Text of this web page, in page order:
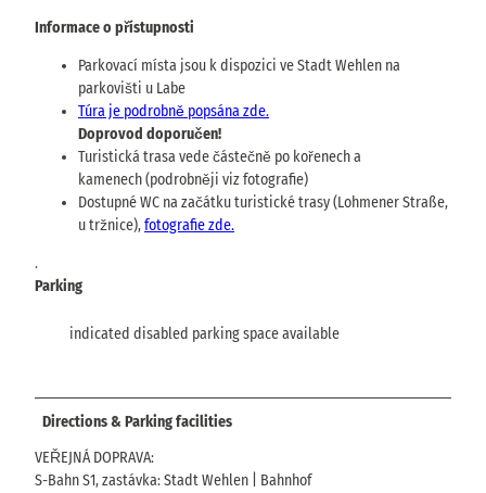
Informace o přístupnosti
Parkovací místa jsou k dispozici ve Stadt Wehlen na
parkovišti u Labe
Túra je podrobně popsána zde.
Doprovod doporučen!
Turistická trasa vede částečně po kořenech a
kamenech (podrobněji viz fotografie)
Dostupné WC na začátku turistické trasy (Lohmener Straße,
u tržnice),fotografie zde.
.
Parking
indicated disabled parking space available
Directions & Parking facilities
VEŘEJNÁ DOPRAVA:
S-Bahn S1, zastávka: Stadt Wehlen | Bahnhof